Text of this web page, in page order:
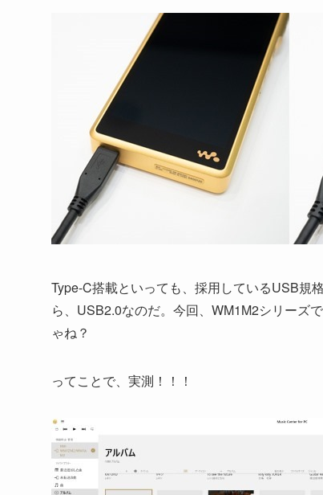
Type-C搭載といっても、採用しているUSB規
ら、USB2.0なのだ。今回、WM1M2シリーズ
ゃね？
ってことで、実測！！！